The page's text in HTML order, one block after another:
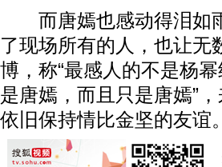
而唐嫣也感动得泪如
了现场所有的人，也让无
博，称“最感人的不是杨
是唐嫣，而且只是唐嫣”
依旧保持情比金坚的友谊。